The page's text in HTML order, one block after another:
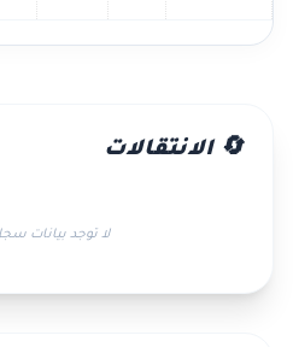
🔄 الانتقالات
لا توجد بيانات